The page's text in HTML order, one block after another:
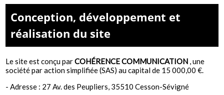
Conception, développement et
réalisation du site
Le site est conçu parCOHÉRENCE COMMUNICATION ,une
société par action simplifiée (SAS) au capital de 15 000,00 €.
-Adresse : 27 Av. des Peupliers, 35510 Cesson-Sévigné